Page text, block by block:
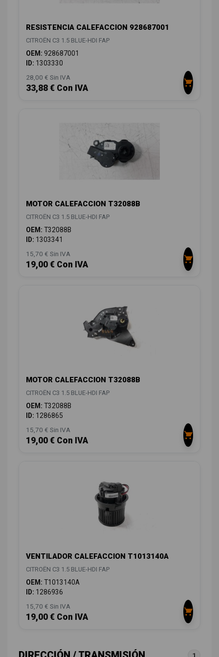
RESISTENCIA CALEFACCION 928687001
CITROËN C3 1.5 BLUE-HDI FAP
OEM: 928687001
ID: 1303330
28,00 € Sin IVA
33,88 € Con IVA
MOTOR CALEFACCION T32088B
CITROËN C3 1.5 BLUE-HDI FAP
OEM: T32088B
ID: 1303341
15,70 € Sin IVA
19,00 € Con IVA
MOTOR CALEFACCION T32088B
CITROËN C3 1.5 BLUE-HDI FAP
OEM: T32088B
ID: 1286865
15,70 € Sin IVA
19,00 € Con IVA
VENTILADOR CALEFACCION T1013140A
CITROËN C3 1.5 BLUE-HDI FAP
OEM: T1013140A
ID: 1286936
15,70 € Sin IVA
19,00 € Con IVA
1